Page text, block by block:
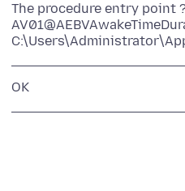
The procedure entry point